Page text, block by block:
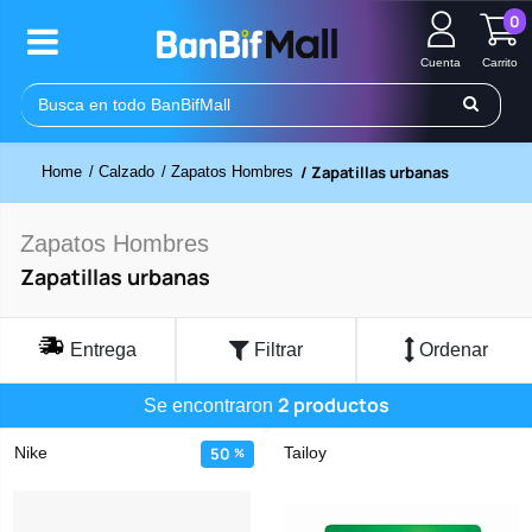
Cuenta Carrito
0
Home / Calzado / Zapatos Hombres / Zapatillas urbanas
Zapatos Hombres
Zapatillas urbanas
Entrega Filtrar Ordenar
Se encontraron 2 productos
Nike 50 % Tailoy